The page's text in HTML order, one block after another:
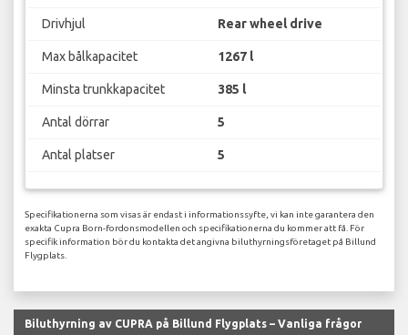
Drivhjul Rear wheel drive
Max bålkapacitet 1267 l
Minsta trunkkapacitet 385 l
Antal dörrar 5
Antal platser 5
Specifikationerna som visas är endast i informationssyfte, vi kan inte garantera den
exakta Cupra Born-fordonsmodellen och specifikationerna du kommer att få. För
specifik information bör du kontakta det angivna biluthyrningsföretaget på Billund
Flygplats.
Biluthyrning av CUPRA på Billund Flygplats – Vanliga frågor